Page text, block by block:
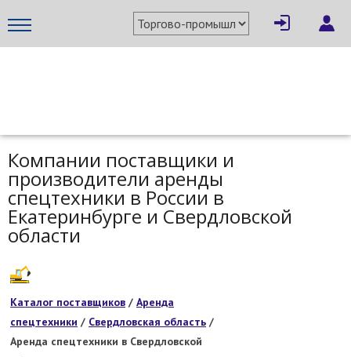
Компании поставщики и
производители аренды
спецтехники в России в
Екатеринбурге и Свердловской
области
Каталог поставщиков / Аренда
спецтехники / Свердловская область /
Аренда спецтехники в Свердловской